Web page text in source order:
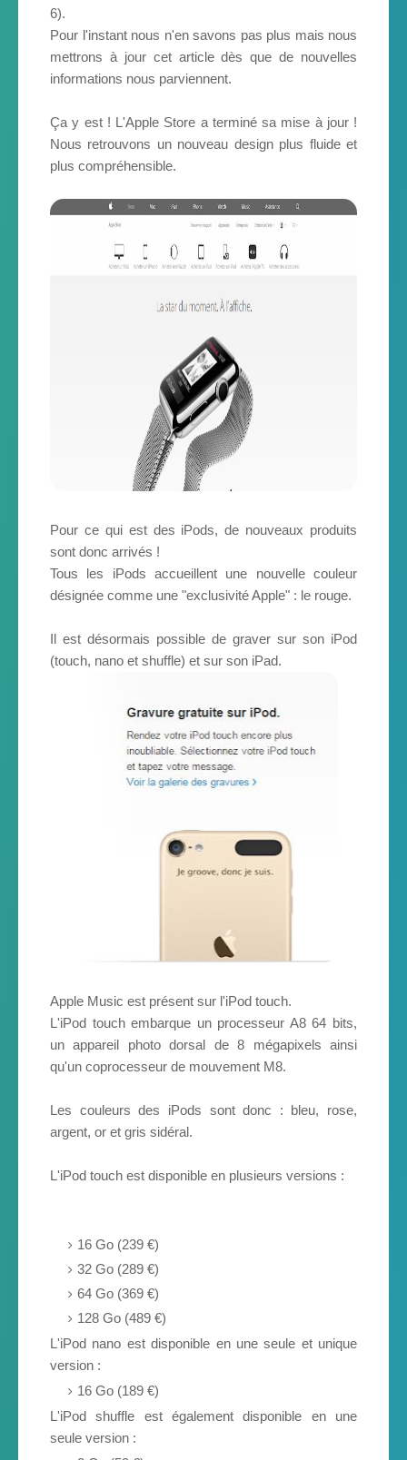
6).
Pour l'instant nous n'en savons pas plus mais nous
mettrons à jour cet article dès que de nouvelles
informations nous parviennent.
Ça y est ! L'Apple Store a terminé sa mise à jour !
Nous retrouvons un nouveau design plus fluide et
plus compréhensible.
Pour ce qui est des iPods, de nouveaux produits
sont donc arrivés !
Tous les iPods accueillent une nouvelle couleur
désignée comme une "exclusivité Apple" : le rouge.
Il est désormais possible de graver sur son iPod
(touch, nano et shuffle) et sur son iPad.
Apple Music est présent sur l'iPod touch.
L'iPod touch embarque un processeur A8 64 bits,
un appareil photo dorsal de 8 mégapixels ainsi
qu'un coprocesseur de mouvement M8.
Les couleurs des iPods sont donc : bleu, rose,
argent, or et gris sidéral.
L'iPod touch est disponible en plusieurs versions :
16 Go (239 €)
32 Go (289 €)
64 Go (369 €)
128 Go (489 €)
L'iPod nano est disponible en une seule et unique
version :
16 Go (189 €)
L'iPod shuffle est également disponible en une
seule version :